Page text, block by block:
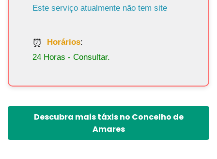
Este serviço atualmente não tem site
Horários:
24 Horas - Consultar.
Descubra mais táxis no Concelho de
Amares